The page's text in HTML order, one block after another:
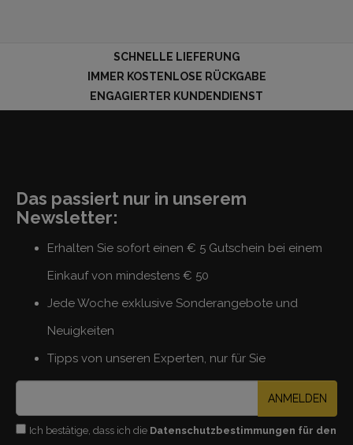
SCHNELLE LIEFERUNG
IMMER KOSTENLOSE RÜCKGABE
ENGAGIERTER KUNDENDIENST
Das passiert nur in unserem
Newsletter:
Erhalten Sie sofort einen € 5 Gutschein bei einem
Einkauf von mindestens € 50
Jede Woche exklusive Sonderangebote und
Neuigkeiten
Tipps von unseren Experten, nur für Sie
ANMELDEN
Ich bestätige, dass ich die Datenschutzbestimmungen für den